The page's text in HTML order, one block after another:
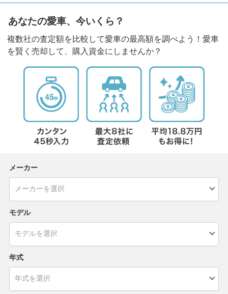
あなたの愛車、今いくら？
複数社の査定額を比較して愛車の最高額を調べよう！愛車
を賢く売却して、購入資金にしませんか？
メーカー
モデル
年式